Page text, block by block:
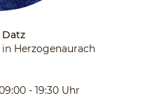
Herzogenaurach
- 19:30 Uhr